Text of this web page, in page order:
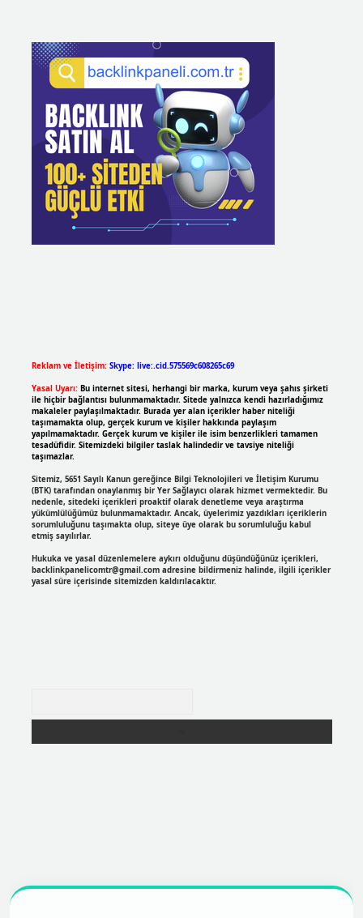
Reklam ve İletişim: Skype: live:.cid.575569c608265c69
Yasal Uyarı: Bu internet sitesi, herhangi bir marka, kurum veya şahıs şirketi
ile hiçbir bağlantısı bulunmamaktadır. Sitede yalnızca kendi hazırladığımız
makaleler paylaşılmaktadır. Burada yer alan içerikler haber niteliği
taşımamakta olup, gerçek kurum ve kişiler hakkında paylaşım
yapılmamaktadır. Gerçek kurum ve kişiler ile isim benzerlikleri tamamen
tesadüfidir. Sitemizdeki bilgiler taslak halindedir ve tavsiye niteliği
taşımazlar.
Sitemiz, 5651 Sayılı Kanun gereğince Bilgi Teknolojileri ve İletişim Kurumu
(BTK) tarafından onaylanmış bir Yer Sağlayıcı olarak hizmet vermektedir. Bu
nedenle, sitedeki içerikleri proaktif olarak denetleme veya araştırma
yükümlülüğümüz bulunmamaktadır. Ancak, üyelerimiz yazdıkları içeriklerin
sorumluluğunu taşımakta olup, siteye üye olarak bu sorumluluğu kabul
etmiş sayılırlar.
Hukuka ve yasal düzenlemelere aykırı olduğunu düşündüğünüz içerikleri,
backlinkpanelicomtr@gmail.comadresine bildirmeniz halinde, ilgili içerikler
yasal süre içerisinde sitemizden kaldırılacaktır.